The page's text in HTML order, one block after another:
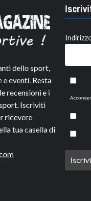
dello sport,
eventi. Resta
recensioni e i
Iscriviti
ricevere
tua casella di